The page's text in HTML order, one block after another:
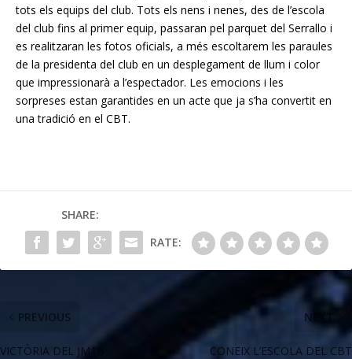
tots els equips del club. Tots els nens i nenes, des de l’escola
del club fins al primer equip, passaran pel parquet del Serrallo i
es realitzaran les fotos oficials, a més escoltarem les paraules
de la presidenta del club en un desplegament de llum i color
que impressionarà a l’espectador. Les emocions i les
sorpreses estan garantides en un acte que ja s’ha convertit en
una tradició en el CBT.
SHARE:
RATE:
PREVIOUS
VICTÒRIA DEL JM1B
NEXT
CONEIX L’ESCOLA DEL CBT